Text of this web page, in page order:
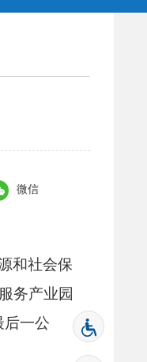
微信
和社会保
务产业园
后一公